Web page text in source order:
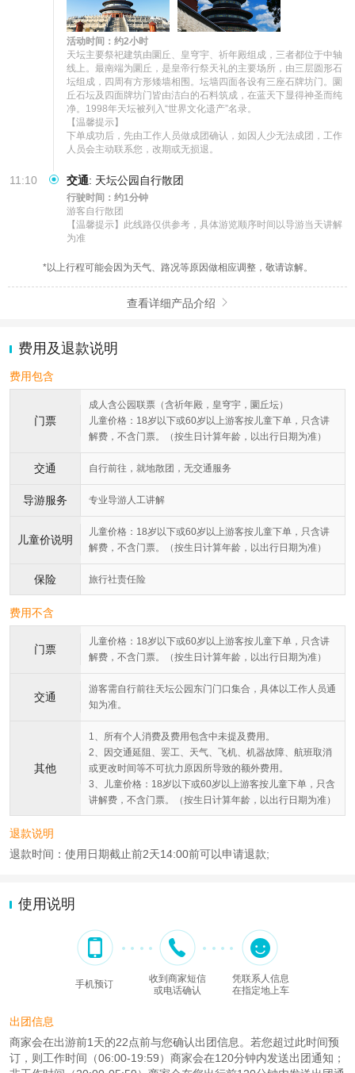
活动时间：约2小时
天坛主要祭祀建筑由圜丘、皇穹宇、祈年殿组成，三者都位于中轴
线上。最南端为圜丘，是皇帝行祭天礼的主要场所，由三层圆形石
坛组成，四周有方形矮墙相围。坛墙四面各设有三座石牌坊门。圜
丘石坛及四面牌坊门皆由洁白的石料筑成，在蓝天下显得神圣而纯
净。1998年天坛被列入“世界文化遗产”名录。
【温馨提示】
下单成功后，先由工作人员做成团确认，如因人少无法成团，工作
人员会主动联系您，改期或无损退。
11:10 交通: 天坛公园自行散团
行驶时间：约1分钟
游客自行散团
【温馨提示】此线路仅供参考，具体游览顺序时间以导游当天讲解
为准
*以上行程可能会因为天气、路况等原因做相应调整，敬请谅解。
查看详细产品介绍 
费用及退款说明
费用包含
门票
成人含公园联票（含祈年殿，皇穹宇，圜丘坛）
儿童价格：18岁以下或60岁以上游客按儿童下单，只含讲
解费，不含门票。（按生日计算年龄，以出行日期为准）
交通 自行前往，就地散团，无交通服务
导游服务 专业导游人工讲解
儿童价说明
儿童价格：18岁以下或60岁以上游客按儿童下单，只含讲
解费，不含门票。（按生日计算年龄，以出行日期为准）
保险 旅行社责任险
费用不含
门票
儿童价格：18岁以下或60岁以上游客按儿童下单，只含讲
解费，不含门票。（按生日计算年龄，以出行日期为准）
交通
游客需自行前往天坛公园东门门口集合，具体以工作人员通
知为准。
其他
1、所有个人消费及费用包含中未提及费用。
2、因交通延阻、罢工、天气、飞机、机器故障、航班取消
或更改时间等不可抗力原因所导致的额外费用。
3、儿童价格：18岁以下或60岁以上游客按儿童下单，只含
讲解费，不含门票。（按生日计算年龄，以出行日期为准）
退款说明
退款时间：使用日期截止前2天14:00前可以申请退款;
使用说明
手机预订
收到商家短信
或电话确认
凭联系人信息
在指定地上车
出团信息
商家会在出游前1天的22点前与您确认出团信息。若您超过此时间预
订，则工作时间（06:00-19:59）商家会在120分钟内发送出团通知；